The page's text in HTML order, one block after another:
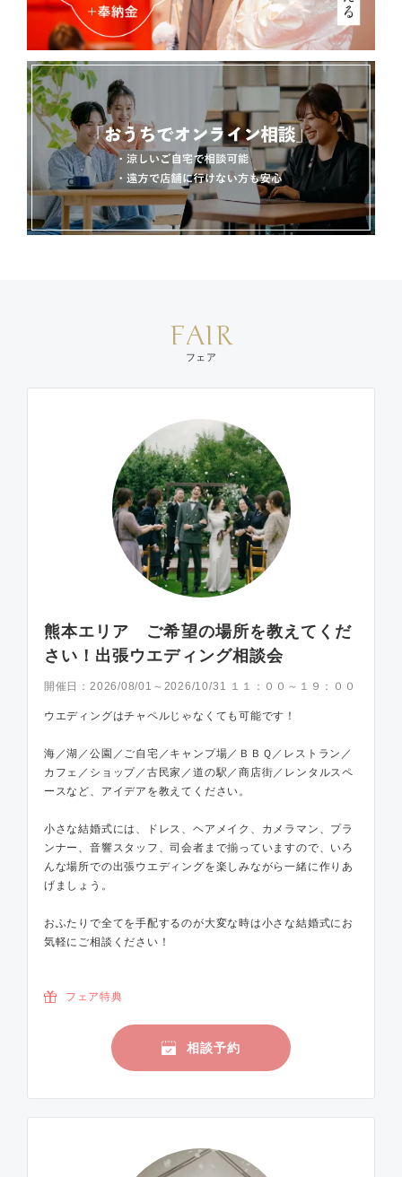
FAIR
フェア
熊本エリア ご希望の場所を教えてくだ
さい！出張ウエディング相談会
開催日： 2026/08/01～2026/10/31 １１：００～１９：００
ウエディングはチャペルじゃなくても可能です！
海／湖／公園／ご自宅／キャンプ場／ＢＢＱ／レストラン／
カフェ／ショップ／古民家／道の駅／商店街／レンタルスペ
ースなど、アイデアを教えてください。
小さな結婚式には、ドレス、ヘアメイク、カメラマン、プラ
ンナー、音響スタッフ、司会者まで揃っていますので、いろ
んな場所での出張ウエディングを楽しみながら一緒に作りあ
げましょう。
おふたりで全てを手配するのが大変な時は小さな結婚式にお
気軽にご相談ください！
フェア特典
相談予約